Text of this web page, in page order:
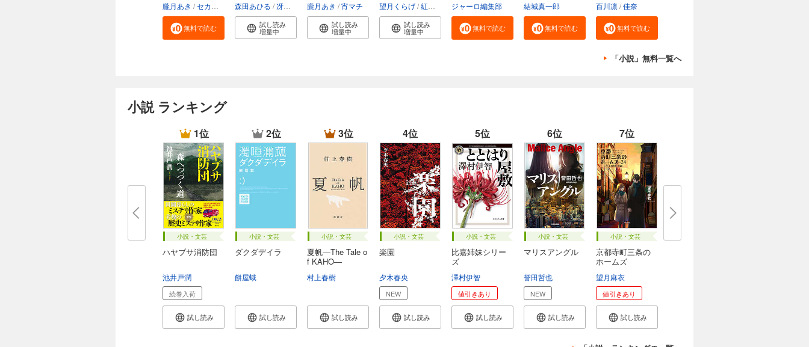
朧月あき セカイメグル
無料で読む
森田あひる 冴島ユカ子
試し読み
増量中
朧月あき 宵マチ
試し読み
増量中
望月くらげ 紅木春
試し読み
増量中
ジャーロ編集部
無料で読む
結城真一郎
無料で読む
百川凛 佳奈
無料で読む
「小説」無料一覧へ
小説 ランキング
1位
小説・文芸
ハヤブサ消防団
池井戸潤
続巻入荷
試し読み
2位
小説・文芸
ダクダデイラ
餅屋蛾
試し読み
3位
小説・文芸
夏帆―The Tale o
f KAHO―
村上春樹
試し読み
4位
小説・文芸
楽園
夕木春央
NEW
試し読み
5位
小説・文芸
比嘉姉妹シリー
ズ
澤村伊智
値引きあり
試し読み
6位
小説・文芸
マリスアングル
誉田哲也
NEW
試し読み
7位
小説・文芸
京都寺町三条の
ホームズ
望月麻衣
値引きあり
試し読み